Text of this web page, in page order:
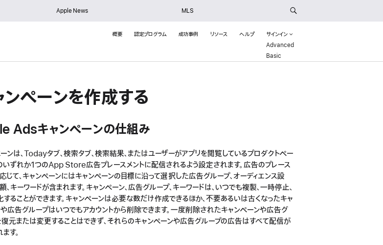
Apple News MLS
概要 認定プログラム 成功事例 リソース ヘルプ
サインイン
Advanced
Basic
ンペーンを作成する
Adsキャンペーンの仕組み
ンは、Todayタブ、検索タブ、検索結果、またはユーザーがアプリを閲覧しているプロダクトペー
いずれか1つのApp Store広告プレースメントに配信されるよう設定されます。広告のプレース
じて、キャンペーンにはキャンペーンの目標に沿って選択した広告グループ、オーディエンス設
、キーワードが含まれます。キャンペーン、広告グループ、キーワードは、いつでも複製、一時停止、
ることができます。キャンペーンは必要な数だけ作成できるほか、不要あるいは古くなったキャ
広告グループはいつでもアカウントから削除できます。一度削除されたキャンペーンや広告グ
元または変更することはできず、それらのキャンペーンや広告グループの広告はすべて配信が
す。